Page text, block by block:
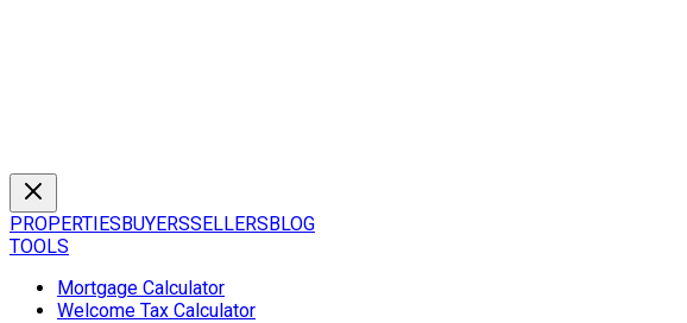
PROPERTIESBUYERSSELLERSBLOG
TOOLS
Mortgage Calculator
Welcome Tax Calculator